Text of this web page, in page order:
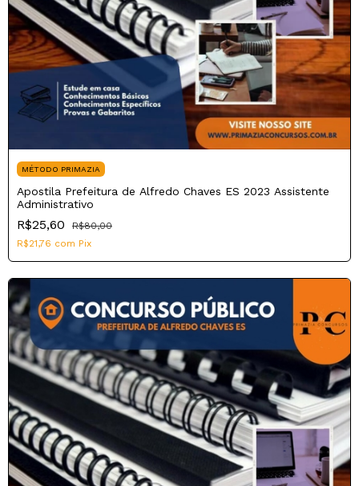
MÉTODO PRIMAZIA
Apostila Prefeitura de Alfredo Chaves ES 2023 Assistente
Administrativo
R$25,60
R$80,00
R$21,76 com Pix